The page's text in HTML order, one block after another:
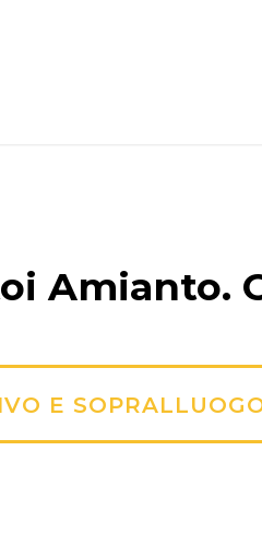
Amianto.
E